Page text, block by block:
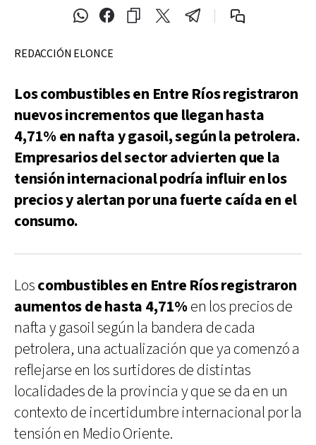
REDACCIÓN ELONCE
Los combustibles en Entre Ríos registraron
nuevos incrementos que llegan hasta
4,71% en nafta y gasoil, según la petrolera.
Empresarios del sector advierten que la
tensión internacional podría influir en los
precios y alertan por una fuerte caída en el
consumo.
Loscombustibles en Entre Ríos registraron
aumentos de hasta 4,71%en los precios de
nafta y gasoil según la bandera de cada
petrolera, una actualización que ya comenzó a
reflejarse en los surtidores de distintas
localidades de la provincia y que se da en un
contexto de incertidumbre internacional por la
tensión en Medio Oriente.